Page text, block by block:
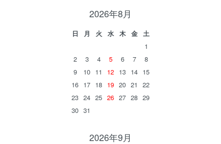
2026年8月
日 月 火 水 木 金
土
1
2
3 4 5 6 7
8
9
10 11 12 13 14 15
16 17 18 19 20 21
22
23 24 25 26 27 28 29
30 31
2026年9月